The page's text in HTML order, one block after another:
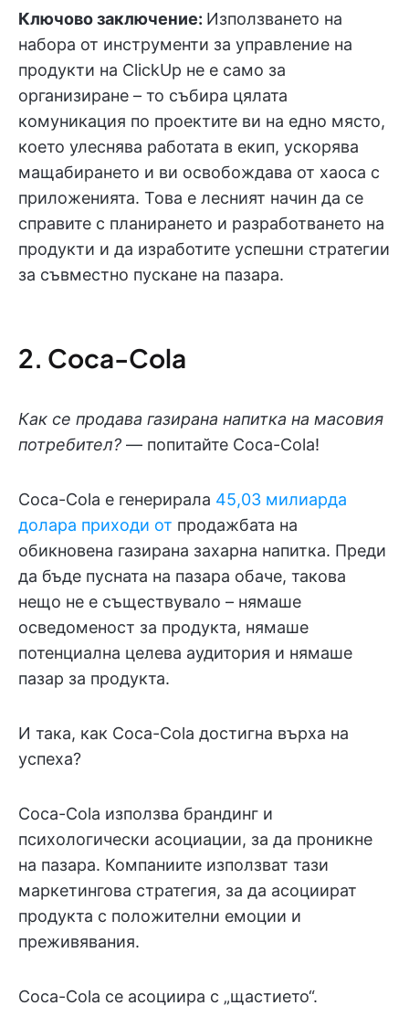
Ключово заключение: Използването на
набора от инструменти за управление на
продукти на ClickUp не е само за
организиране – то събира цялата
комуникация по проектите ви на едно място,
което улеснява работата в екип, ускорява
мащабирането и ви освобождава от хаоса с
приложенията. Това е лесният начин да се
справите с планирането и разработването на
продукти и да изработите успешни стратегии
за съвместно пускане на пазара.
2. Coca-Cola
Как се продава газирана напитка на масовия
потребител? — попитайте Coca-Cola!
Coca-Cola е генерирала 45,03 милиарда
долара приходи от продажбата на
обикновена газирана захарна напитка. Преди
да бъде пусната на пазара обаче, такова
нещо не е съществувало – нямаше
осведоменост за продукта, нямаше
потенциална целева аудитория и нямаше
пазар за продукта.
И така, как Coca-Cola достигна върха на
успеха?
Coca-Cola използва брандинг и
психологически асоциации, за да проникне
на пазара. Компаниите използват тази
маркетингова стратегия, за да асоциират
продукта с положителни емоции и
преживявания.
Coca-Cola се асоциира с „щастието“.